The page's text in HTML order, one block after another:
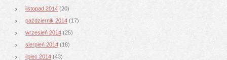
listopad 2014 (20)
październik 2014 (17)
wrzesień 2014 (25)
sierpień 2014 (18)
lipiec 2014 (43)